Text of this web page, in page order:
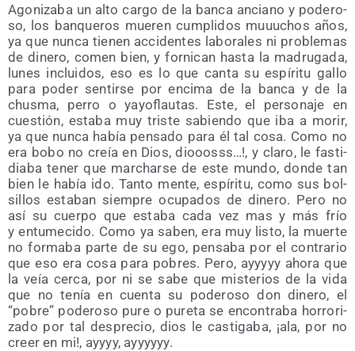
Ago­ni­za­ba un alto car­go de la ban­ca anciano y pode­ro­
so, los ban­que­ros mue­ren cum­pli­dos muuu­chos años,
ya que nun­ca tie­nen acci­den­tes labo­ra­les ni pro­ble­mas
de dine­ro, comen bien, y for­ni­can has­ta la madru­ga­da,
lunes inclui­dos, eso es lo que can­ta su espí­ri­tu gallo
para poder sen­tir­se por enci­ma de la ban­ca y de la
chus­ma, perro o yayo­flau­tas. Este, el per­so­na­je en
cues­tión, esta­ba muy tris­te sabien­do que iba a morir,
ya que nun­ca había pen­sa­do para él tal cosa. Como no
era bobo no creía en Dios, diooosss…!, y cla­ro, le fas­ti­
dia­ba tener que mar­char­se de este mun­do, don­de tan
bien le había ido. Tan­to men­te, espí­ri­tu, como sus bol­
si­llos esta­ban siem­pre ocu­pa­dos de dine­ro. Pero no
así su cuer­po que esta­ba cada vez mas y más frío
y entu­me­ci­do. Como ya saben, era muy lis­to, la muer­te
no for­ma­ba par­te de su ego, pen­sa­ba por el con­tra­rio
que eso era cosa para pobres. Pero, ayyyyy aho­ra que
la veía cer­ca, por ni se sabe que mis­te­rios de la vida
que no tenía en cuen­ta su pode­ro­so don dine­ro, el
“pobre” pode­ro­so pure o pure­ta se encon­tra­ba horro­ri­
za­do por tal des­pre­cio, dios le cas­ti­ga­ba, ¡ala, por no
creer en mi!, ayyyy, ayyyyyy.